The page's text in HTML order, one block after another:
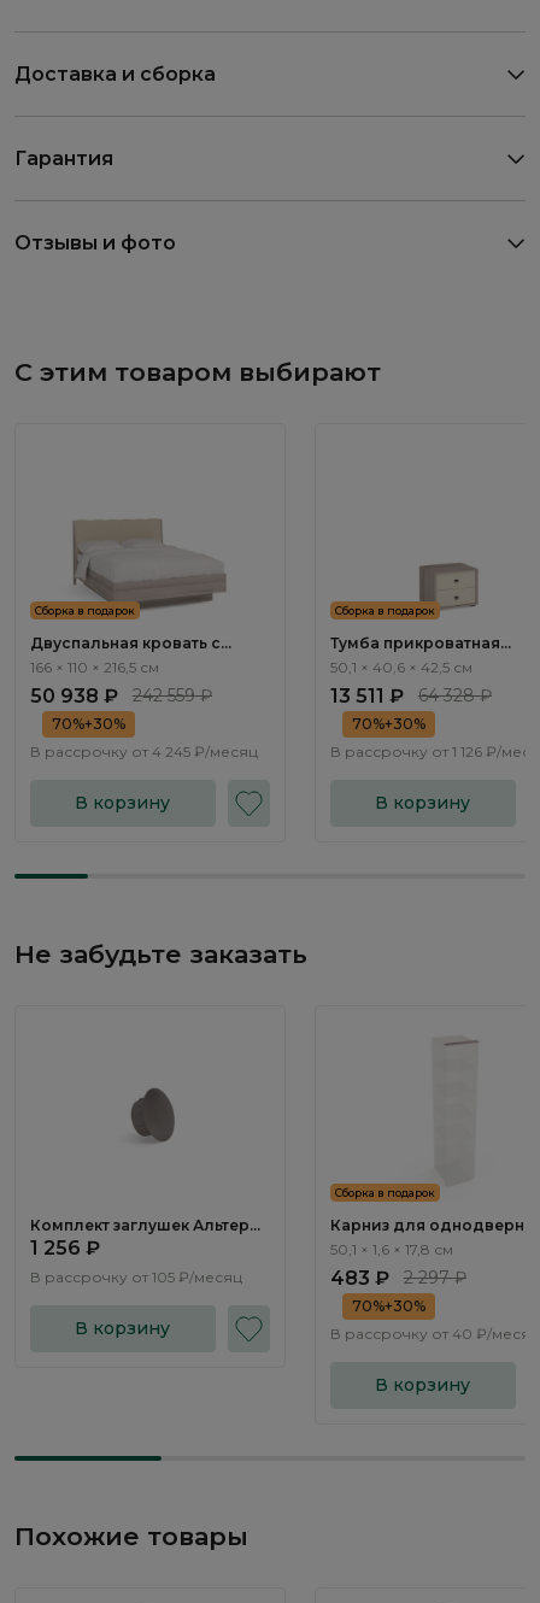
Доставка и сборка
Гарантия
Отзывы и фото
С этим товаром выбирают
Сборка в подарок
Двуспальная кровать с
подъемным механизмом
Альтера / Altera AL1311.4
166 × 110 × 216,5 см
50 938 ₽ 242 559 ₽
70%+30%
В рассрочку от 4 245 ₽/месяц
В корзину
Сборка в подарок
Тумба прикроватная
Альтера / Altera AL2176.2
50,1 × 40,6 × 42,5 см
13 511 ₽ 64 328 ₽
70%+30%
В рассрочку от 1 126 ₽/
В корзину
Не забудьте заказать
Комплект заглушек Альтера /
Altera AL1683.1
1 256 ₽
В рассрочку от 105 ₽/месяц
В корзину
Сборка в подарок
Карниз для
шкафа Альтера / Altera
AL1550.1
50,1 × 1,6 × 17,8 см
483 ₽ 2 297 ₽
70%+30%
В рассрочку от 40 ₽/месяц
В корзину
Похожие товары